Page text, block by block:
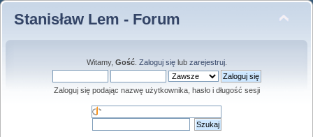
Stanisław Lem - Forum
Witamy, Gość. Zaloguj sięlub zarejestruj.
Zaloguj się podając nazwę użytkownika, hasło i długość sesji